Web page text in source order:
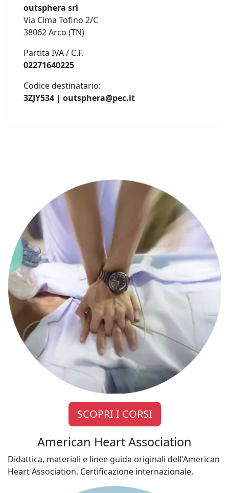
outsphera srl
Via Cima Tofino 2/C
38062 Arco (TN)
Partita IVA / C.F.
02271640225
Codice destinatario:
3ZJY534 | outsphera@pec.it
SCOPRI I CORSI
American Heart Association
Didattica, materiali e linee guida originali dell'American
Heart Association. Certificazione internazionale.